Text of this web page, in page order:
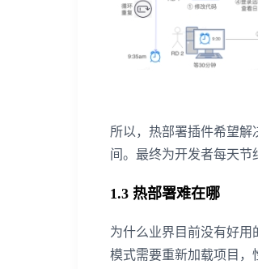
所以，热部署插件希望
间。最终为开发者每天节
1.3 热部署难在哪
为什么业界目前没有好用
模式需要重新加载项目，